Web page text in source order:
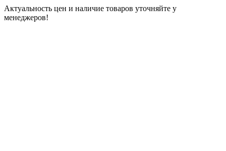
Актуальность цен и наличие товаров уточняйте у
менеджеров!